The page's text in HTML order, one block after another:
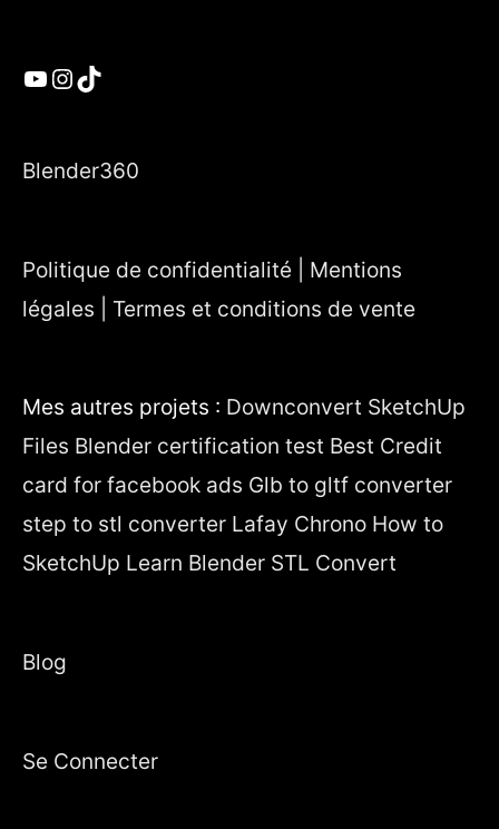
YouTube
Instagram
TikTok
Blender360
Politique de confidentialité | Mentions
légales | Termes et conditions de vente
Mes autres projets : Downconvert SketchUp
Files Blender certification test Best Credit
card for facebook ads Glb to gltf converter
step to stl converter Lafay Chrono How to
SketchUp Learn Blender STL Convert
Blog
Se Connecter